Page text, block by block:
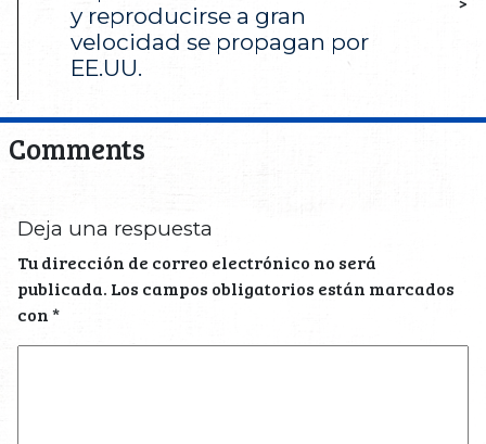
y reproducirse a gran
velocidad se propagan por
EE.UU.
Comments
Deja una respuesta
Tu dirección de correo electrónico no será
publicada. Los campos obligatorios están marcados
con*